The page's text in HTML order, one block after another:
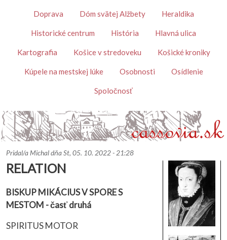
TémyDoprava Dóm svätej Alžbety Heraldika
Historické centrum História Hlavná ulica
Kartografia Košice v stredoveku Košické kroniky
Kúpele na mestskej lúke Osobnosti Osídlenie
Spoločnosť
Pridal/a MichaldňaSt, 05. 10. 2022 - 21:28
RELATION
BISKUP MIKÁCIUS V SPORE S
MESTOM - časť druhá
SPIRITUS MOTOR